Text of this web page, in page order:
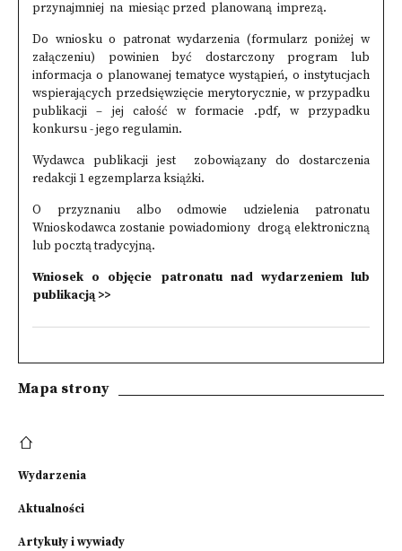
przynajmniej na miesiąc przed planowaną imprezą.
Do wniosku o patronat wydarzenia (formularz poniżej w
załączeniu) powinien być dostarczony program lub
informacja o planowanej tematyce wystąpień, o instytucjach
wspierających przedsięwzięcie merytorycznie, w przypadku
publikacji – jej całość w formacie .pdf, w przypadku
konkursu - jego regulamin.
Wydawca publikacji jest zobowiązany do dostarczenia
redakcji 1 egzemplarza książki.
O przyznaniu albo odmowie udzielenia patronatu
Wnioskodawca zostanie powiadomiony drogą elektroniczną
lub pocztą tradycyjną.
Wniosek o objęcie patronatu nad wydarzeniem lub
publikacją >>
Mapa strony
Wydarzenia
Aktualności
Artykuły i wywiady